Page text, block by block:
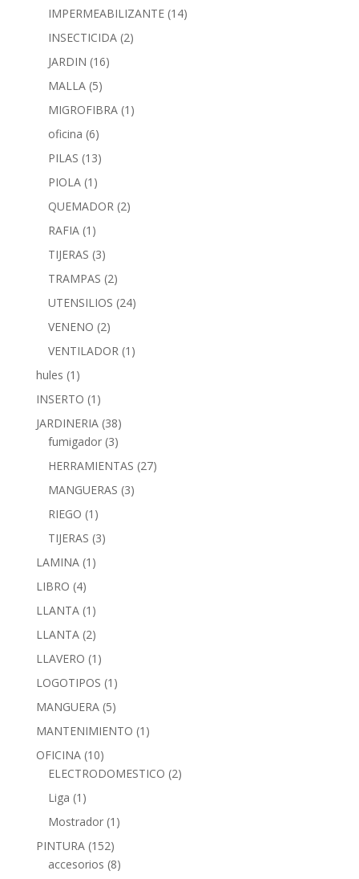
IMPERMEABILIZANTE (14)
INSECTICIDA (2)
JARDIN (16)
MALLA (5)
MIGROFIBRA (1)
oficina (6)
PILAS (13)
PIOLA (1)
QUEMADOR (2)
RAFIA (1)
TIJERAS (3)
TRAMPAS (2)
UTENSILIOS (24)
VENENO (2)
VENTILADOR (1)
hules (1)
INSERTO (1)
JARDINERIA (38)
fumigador (3)
HERRAMIENTAS (27)
MANGUERAS (3)
RIEGO (1)
TIJERAS (3)
LAMINA (1)
LIBRO (4)
LLANTA (1)
LLANTA (2)
LLAVERO (1)
LOGOTIPOS (1)
MANGUERA (5)
MANTENIMIENTO (1)
OFICINA (10)
ELECTRODOMESTICO (2)
Liga (1)
Mostrador (1)
PINTURA (152)
accesorios (8)